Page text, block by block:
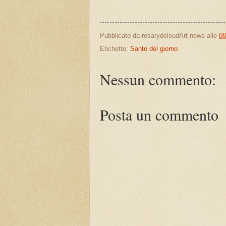
Pubblicato da rosarydelsudArt news alle
Etichette: Santo del giorno
Nessun commento:
Posta un commento